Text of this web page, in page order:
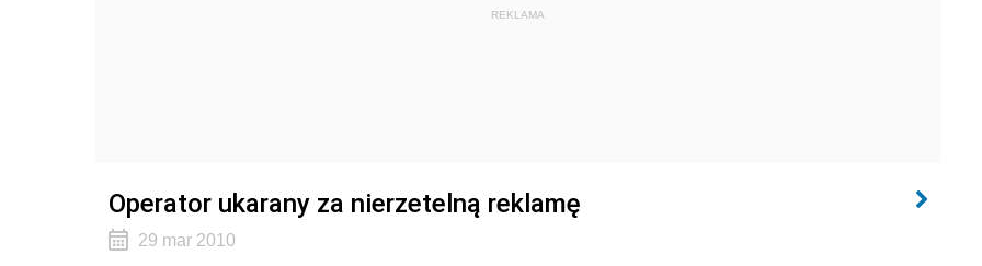
REKLAMA
Operator ukarany za nierzetelną reklamę
29 mar 2010